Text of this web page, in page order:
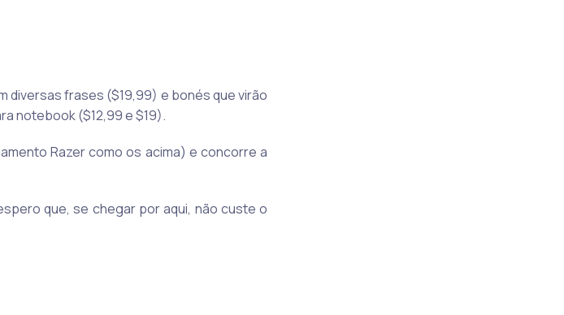
diversas frases ($19,99) e bonés que virão
notebook ($12,99 e $19).
Razer como os acima) e concorre a
que, se chegar por aqui, não custe o